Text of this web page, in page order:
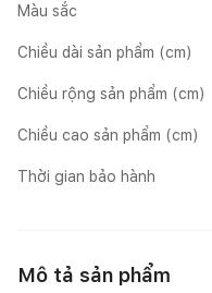
Màu sắc
Chiều dài sản phẩm (cm)
Chiều rộng sản phẩm (cm)
Chiều cao sản phẩm (cm)
Thời gian bảo hành
Mô tả sản phẩm